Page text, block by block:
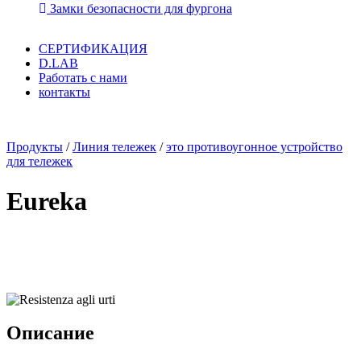
Замки безопасности для фургона
СЕРТИФИКАЦИЯ
D.LAB
Работать с нами
контакты
Продукты /Линия тележек /это противоугонное устройство
для тележек
Eureka
Описание